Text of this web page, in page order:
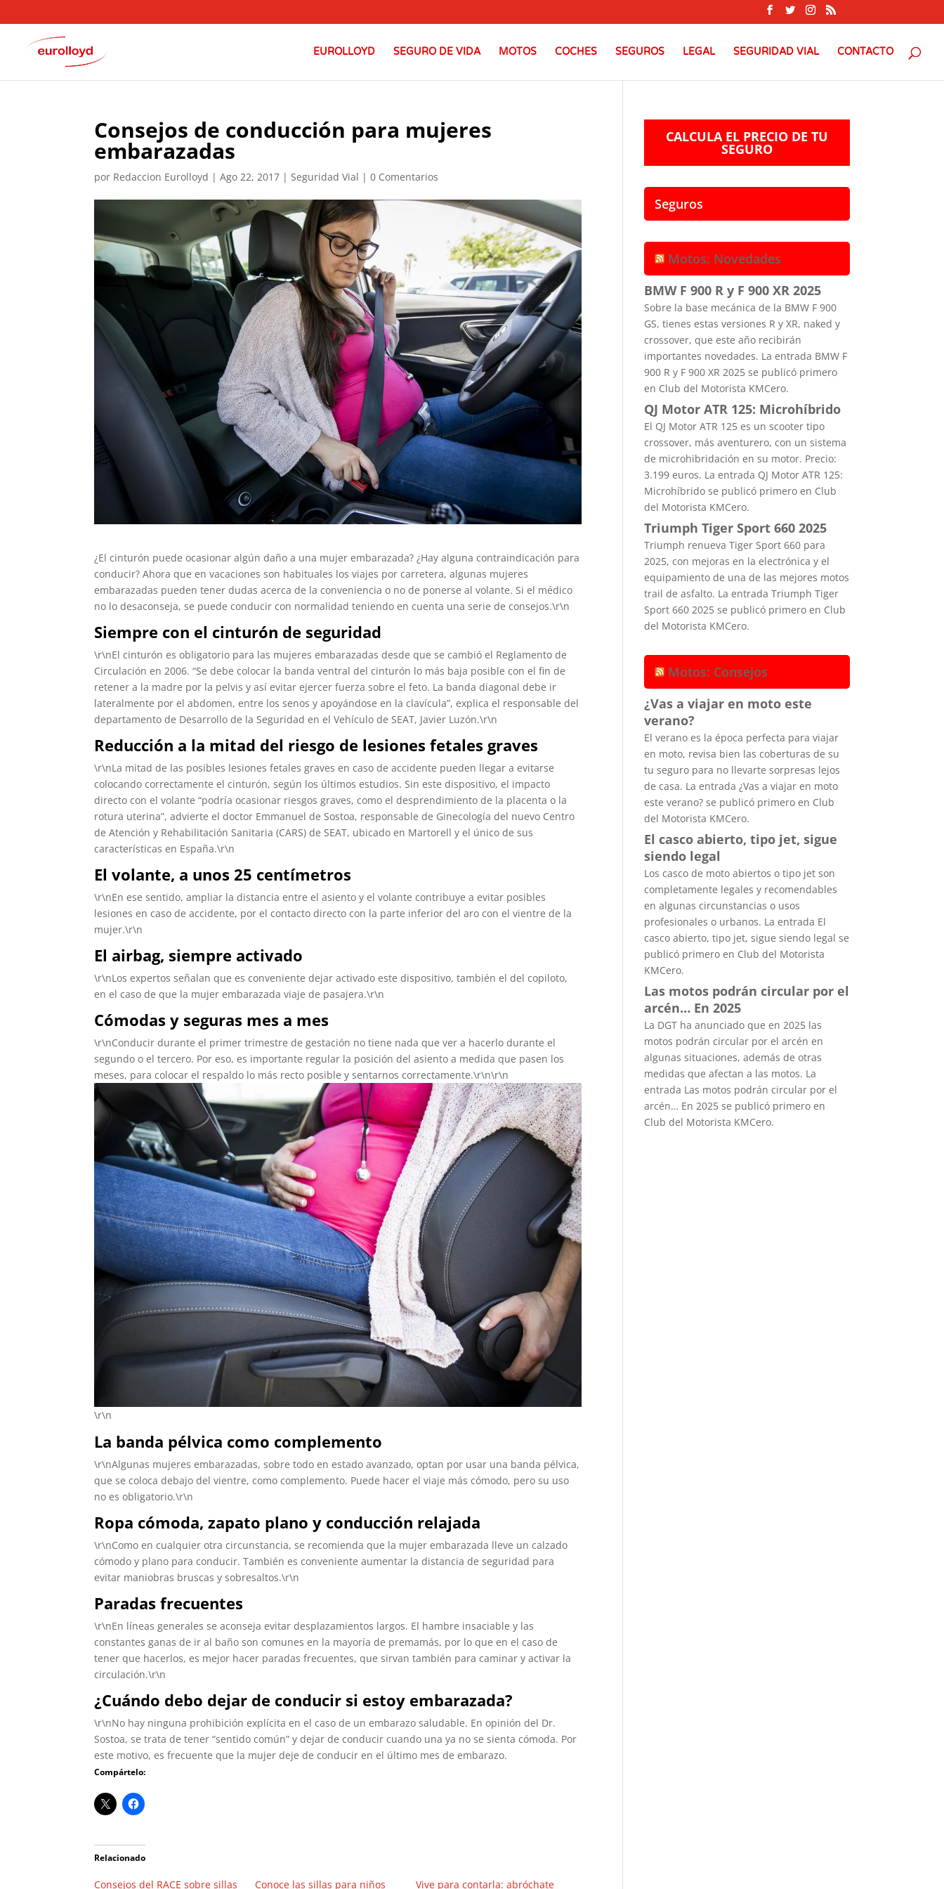
EUROLLOYD SEGURO DE VIDA MOTOS COCHES SEGUROS LEGAL SEGURIDAD VIAL CONTACTO
Consejos de conducción para mujeres
embarazadas
por Redaccion Eurolloyd |Ago 22, 2017 |Seguridad Vial |0 Comentarios
¿El cinturón puede ocasionar algún daño a una mujer embarazada? ¿Hay alguna contraindicación para
conducir? Ahora que en vacaciones son habituales los viajes por carretera, algunas mujeres
embarazadas pueden tener dudas acerca de la conveniencia o no de ponerse al volante. Si el médico
no lo desaconseja, se puede conducir con normalidad teniendo en cuenta una serie de consejos.\r\n
Siempre con el cinturón de seguridad
\r\nEl cinturón es obligatorio para las mujeres embarazadas desde que se cambió el Reglamento de
Circulación en 2006. “Se debe colocar la banda ventral del cinturón lo más baja posible con el fin de
retener a la madre por la pelvis y así evitar ejercer fuerza sobre el feto. La banda diagonal debe ir
lateralmente por el abdomen, entre los senos y apoyándose en la clavícula”, explica el responsable del
departamento de Desarrollo de la Seguridad en el Vehículo de SEAT, Javier Luzón.\r\n
Reducción a la mitad del riesgo de lesiones fetales graves
\r\nLa mitad de las posibles lesiones fetales graves en caso de accidente pueden llegar a evitarse
colocando correctamente el cinturón, según los últimos estudios. Sin este dispositivo, el impacto
directo con el volante “podría ocasionar riesgos graves, como el desprendimiento de la placenta o la
rotura uterina”, advierte el doctor Emmanuel de Sostoa, responsable de Ginecología del nuevo Centro
de Atención y Rehabilitación Sanitaria (CARS) de SEAT, ubicado en Martorell y el único de sus
características en España.\r\n
El volante, a unos 25 centímetros
\r\nEn ese sentido, ampliar la distancia entre el asiento y el volante contribuye a evitar posibles
lesiones en caso de accidente, por el contacto directo con la parte inferior del aro con el vientre de la
mujer.\r\n
El airbag, siempre activado
\r\nLos expertos señalan que es conveniente dejar activado este dispositivo, también el del copiloto,
en el caso de que la mujer embarazada viaje de pasajera.\r\n
Cómodas y seguras mes a mes
\r\nConducir durante el primer trimestre de gestación no tiene nada que ver a hacerlo durante el
segundo o el tercero. Por eso, es importante regular la posición del asiento a medida que pasen los
meses, para colocar el respaldo lo más recto posible y sentarnos correctamente.\r\n\r\n
\r\n
La banda pélvica como complemento
\r\nAlgunas mujeres embarazadas, sobre todo en estado avanzado, optan por usar una banda pélvica,
que se coloca debajo del vientre, como complemento. Puede hacer el viaje más cómodo, pero su uso
no es obligatorio.\r\n
Ropa cómoda, zapato plano y conducción relajada
\r\nComo en cualquier otra circunstancia, se recomienda que la mujer embarazada lleve un calzado
cómodo y plano para conducir. También es conveniente aumentar la distancia de seguridad para
evitar maniobras bruscas y sobresaltos.\r\n
Paradas frecuentes
\r\nEn líneas generales se aconseja evitar desplazamientos largos. El hambre insaciable y las
constantes ganas de ir al baño son comunes en la mayoría de premamás, por lo que en el caso de
tener que hacerlos, es mejor hacer paradas frecuentes, que sirvan también para caminar y activar la
circulación.\r\n
¿Cuándo debo dejar de conducir si estoy embarazada?
\r\nNo hay ninguna prohibición explícita en el caso de un embarazo saludable. En opinión del Dr.
Sostoa, se trata de tener “sentido común” y dejar de conducir cuando una ya no se sienta cómoda. Por
este motivo, es frecuente que la mujer deje de conducir en el último mes de embarazo.
Compártelo:
Relacionado
Consejos del RACE sobre sillas Conoce las sillas para niños Vive para contarla: abróchate
CALCULA EL PRECIO DE TU
SEGURO
Seguros
Motos: Novedades
BMW F 900 R y F 900 XR 2025
Sobre la base mecánica de la BMW F 900
GS, tienes estas versiones R y XR, naked y
crossover, que este año recibirán
importantes novedades. La entrada BMW F
900 R y F 900 XR 2025 se publicó primero
en Club del Motorista KMCero.
QJ Motor ATR 125: Microhíbrido
El QJ Motor ATR 125 es un scooter tipo
crossover, más aventurero, con un sistema
de microhibridación en su motor. Precio:
3.199 euros. La entrada QJ Motor ATR 125:
Microhíbrido se publicó primero en Club
del Motorista KMCero.
Triumph Tiger Sport 660 2025
Triumph renueva Tiger Sport 660 para
2025, con mejoras en la electrónica y el
equipamiento de una de las mejores motos
trail de asfalto. La entrada Triumph Tiger
Sport 660 2025 se publicó primero en Club
del Motorista KMCero.
Motos: Consejos
¿Vas a viajar en moto este
verano?
El verano es la época perfecta para viajar
en moto, revisa bien las coberturas de su
tu seguro para no llevarte sorpresas lejos
de casa. La entrada ¿Vas a viajar en moto
este verano? se publicó primero en Club
del Motorista KMCero.
El casco abierto, tipo jet, sigue
siendo legal
Los casco de moto abiertos o tipo jet son
completamente legales y recomendables
en algunas circunstancias o usos
profesionales o urbanos. La entrada El
casco abierto, tipo jet, sigue siendo legal se
publicó primero en Club del Motorista
KMCero.
Las motos podrán circular por el
arcén… En 2025
La DGT ha anunciado que en 2025 las
motos podrán circular por el arcén en
algunas situaciones, además de otras
medidas que afectan a las motos. La
entrada Las motos podrán circular por el
arcén… En 2025 se publicó primero en
Club del Motorista KMCero.